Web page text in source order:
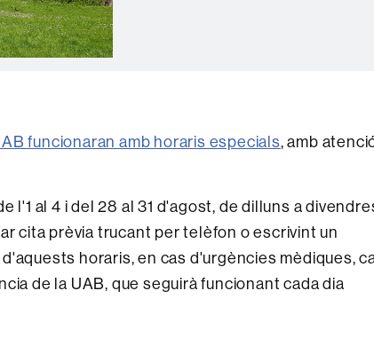
funcionaran amb horaris especials, amb
l'1 al 4 i del 28 al 31 d'agost, de dilluns a
cita prèvia trucant per telèfon o escrivint un
d'aquests horaris, en cas d'urgències mèdiques,
de la UAB, que seguirà funcionant cada dia